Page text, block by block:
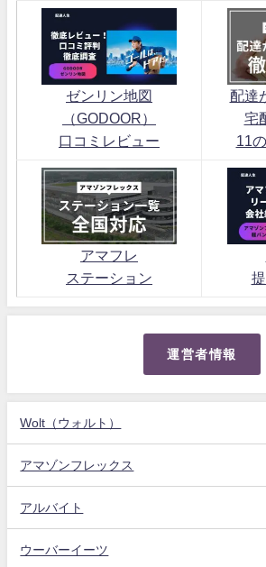
ゼンリン地図
（GODOOR）
口コミレビュー
配達
宅
11
アマフレ
ステーション
運営者情報
Wolt（ウォルト）
アマゾンフレックス
アルバイト
ウーバーイーツ